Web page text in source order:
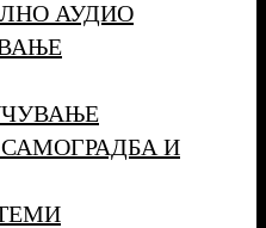
АУДИО
И